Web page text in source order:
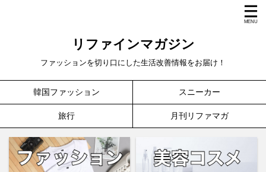
リファインマガジン
ファッションを切り口にした生活改善情報をお届け！
韓国ファッション スニーカー
旅行 月刊リファマガ